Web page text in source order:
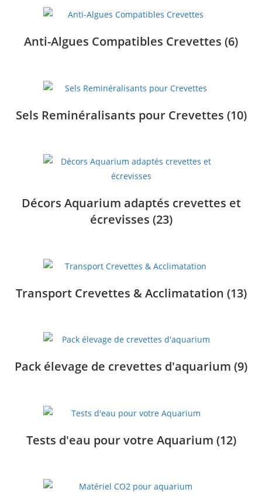
Anti-Algues Compatibles Crevettes (6)
Sels Reminéralisants pour Crevettes (10)
Décors Aquarium adaptés crevettes et
écrevisses (23)
Transport Crevettes & Acclimatation (13)
Pack élevage de crevettes d'aquarium (9)
Tests d'eau pour votre Aquarium (12)